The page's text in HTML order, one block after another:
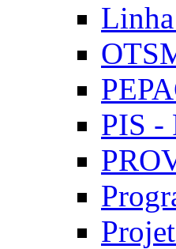
PIS -